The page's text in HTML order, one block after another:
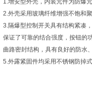
1.增安型外壳，内装元件为防爆
2.外壳采用玻璃纤维增强不饱和
3.隔爆型控制开关具有结构紧凑
保证了可靠的结合强度，按钮的
曲路密封结构，具有良好的防水
5.外露紧固件均采用不锈钢防掉